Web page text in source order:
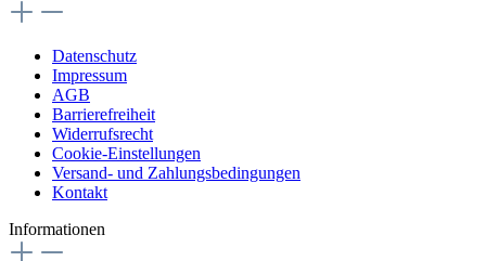
Datenschutz
Impressum
AGB
Barrierefreiheit
Widerrufsrecht
Cookie-Einstellungen
Versand- und Zahlungsbedingungen
Kontakt
Informationen